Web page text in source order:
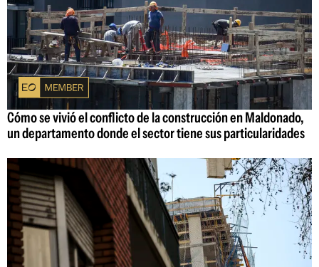
Cómo se vivió el conflicto de la construcción en Maldonado,
un departamento donde el sector tiene sus particularidades